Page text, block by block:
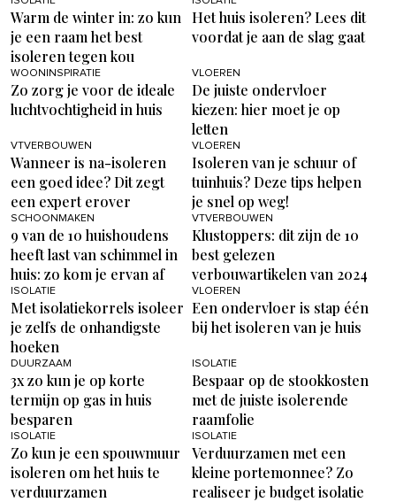
Warm de winter in: zo kun
je een raam het best
isoleren tegen kou
Het huis isoleren? Lees dit
voordat je aan de slag gaat
WOONINSPIRATIE
Zo zorg je voor de ideale
luchtvochtigheid in huis
VLOEREN
De juiste ondervloer
kiezen: hier moet je op
letten
VTVERBOUWEN
Wanneer is na-isoleren
een goed idee? Dit zegt
een expert erover
VLOEREN
Isoleren van je schuur of
tuinhuis? Deze tips helpen
je snel op weg!
SCHOONMAKEN
9 van de 10 huishoudens
heeft last van schimmel in
huis: zo kom je ervan af
VTVERBOUWEN
Klustoppers: dit zijn de 10
best gelezen
verbouwartikelen van 2024
ISOLATIE
Met isolatiekorrels isoleer
je zelfs de onhandigste
hoeken
VLOEREN
Een ondervloer is stap één
bij het isoleren van je huis
DUURZAAM
3x zo kun je op korte
termijn op gas in huis
besparen
ISOLATIE
Bespaar op de stookkosten
met de juiste isolerende
raamfolie
ISOLATIE
Zo kun je een spouwmuur
isoleren om het huis te
verduurzamen
ISOLATIE
Verduurzamen met een
kleine portemonnee? Zo
realiseer je budget isolatie